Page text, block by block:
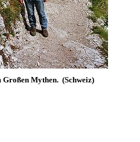
Großen Mythen. (Schweiz)